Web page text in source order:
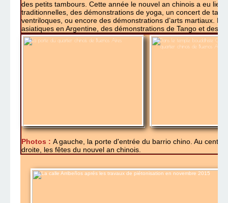
des petits tambours. Cette année le nouvel an chinois a eu
traditionnelles, des démonstrations de yoga, un concert de
ventriloques, ou encore des démonstrations d’arts martiaux.
asiatiques en Argentine, des démonstrations de Tango et des
Photos : A gauche, la porte d'entrée du barrio chino. Au
droite, les fêtes du nouvel an chinois.